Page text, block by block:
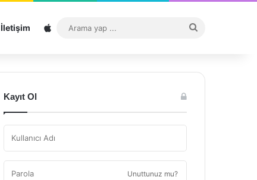
İletişim Sitemap
...
Kayıt Ol
Unuttunuz mu?